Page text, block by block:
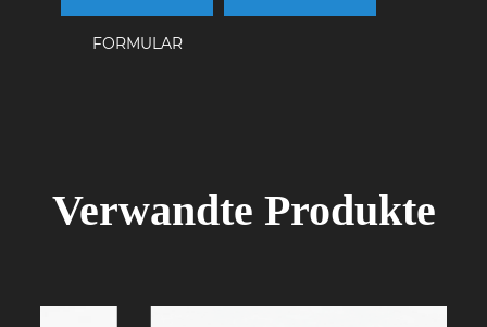
FORMULAR
Verwandte Produkte